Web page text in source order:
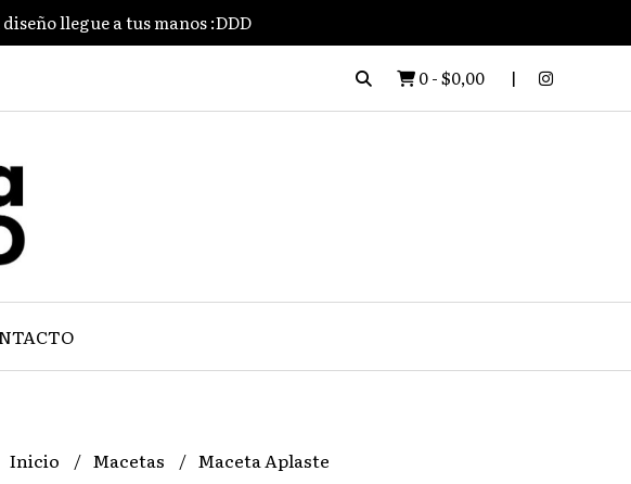
llegue a tus manos :DDD
0-$0,00
Inicio Macetas Maceta Aplaste